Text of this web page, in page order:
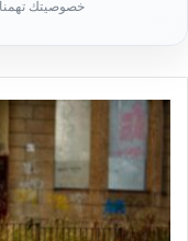
و